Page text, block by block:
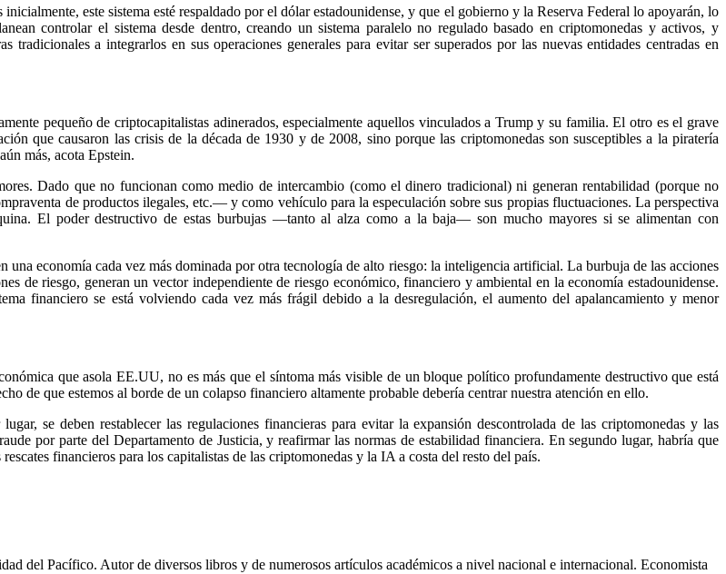
este sistema esté respaldado por el dólar estadounidense, y que el gobierno y la Reserva Federal lo apoyarán, lo
controlar el sistema desde dentro, creando un sistema paralelo no regulado basado en criptomonedas y activos, y
a integrarlos en sus operaciones generales para evitar ser superados por las nuevas entidades centradas en
pequeño de criptocapitalistas adinerados, especialmente aquellos vinculados a Trump y su familia. El otro es el grave
que causaron las crisis de la década de 1930 y de 2008, sino porque las criptomonedas son susceptibles a la piratería
más, acota Epstein.
Dado que no funcionan como medio de intercambio (como el dinero tradicional) ni generan rentabilidad (porque no
de productos ilegales, etc.— y como vehículo para la especulación sobre sus propias fluctuaciones. La perspectiva
El poder destructivo de estas burbujas —tanto al alza como a la baja— son mucho mayores si se alimentan con
una economía cada vez más dominada por otra tecnología de alto riesgo: la inteligencia artificial. La burbuja de las acciones
de riesgo, generan un vector independiente de riesgo económico, financiero y ambiental en la economía estadounidense.
financiero se está volviendo cada vez más frágil debido a la desregulación, el aumento del apalancamiento y menor
que asola EE.UU, no es más que el síntoma más visible de un bloque político profundamente destructivo que está
de que estemos al borde de un colapso financiero altamente probable debería centrar nuestra atención en ello.
se deben restablecer las regulaciones financieras para evitar la expansión descontrolada de las criptomonedas y las
por parte del Departamento de Justicia, y reafirmar las normas de estabilidad financiera. En segundo lugar, habría que
financieros para los capitalistas de las criptomonedas y la IA a costa del resto del país.
del Pacífico. Autor de diversos libros y de numerosos artículos académicos a nivel nacional e internacional. Economista